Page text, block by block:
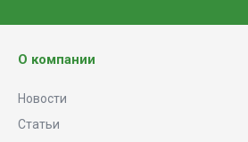
О компании
Новости
Статьи